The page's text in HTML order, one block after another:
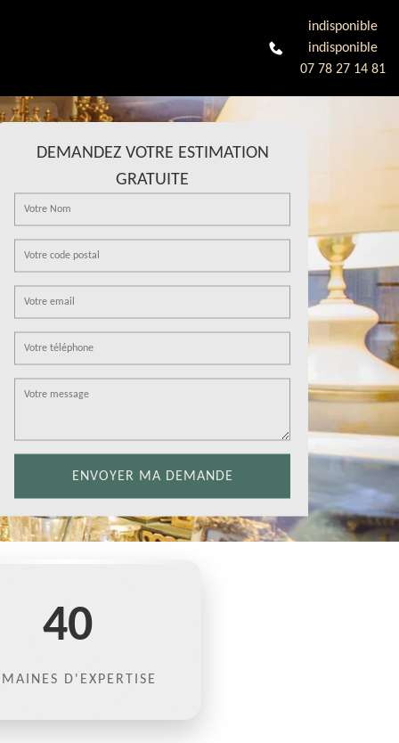
indisponible
indisponible
07 78 27 14 81
DEMANDEZ VOTRE ESTIMATION
GRATUITE
40
D'EXPERTISE